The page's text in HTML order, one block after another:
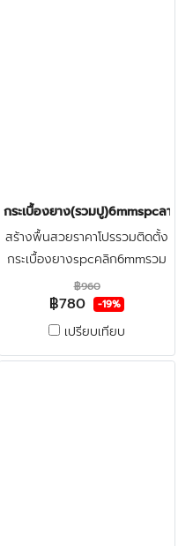
งปลา(ฺGREY) ราคา660บาท
กระเบื้องยาง(รวมปู)6mmspcลาย
สร้างพื้นสวยราคาโปรรวมติดตั้ง
กระเบื้องยางspcคลิก6mmรวม
ปูลายก้างปลา+ฟรีตรวจพื้นก่อน
ติดตั้ง ปูทับพื้นกระเบื้องเดิมและ
พื้นปูนใหม่
฿960
฿780 -19%
เปรียบเทียบ